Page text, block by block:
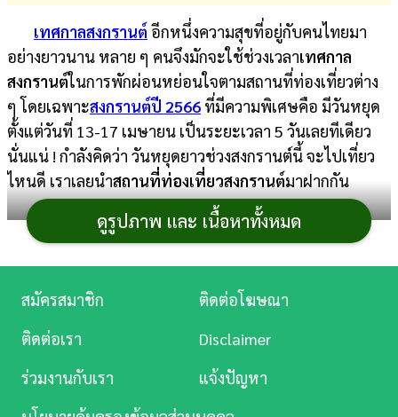
เทศกาลสงกรานต์ อีกหนึ่งความสุขที่อยู่กับคนไทยมา
อย่างยาวนาน หลาย ๆ คนจึงมักจะใช้ช่วงเวลาเทศกาล
สงกรานต์ในการพักผ่อนหย่อนใจตามสถานที่ท่องเที่ยวต่าง
ๆ โดยเฉพาะสงกรานต์ปี 2566 ที่มีความพิเศษคือ มีวันหยุด
ตั้งแต่วันที่ 13-17 เมษายน เป็นระยะเวลา 5 วันเลยทีเดียว
นั่นแน่ ! กำลังคิดว่า วันหยุดยาวช่วงสงกรานต์นี้ จะไปเที่ยว
ไหนดี เราเลยนำสถานที่ท่องเที่ยวสงกรานต์มาฝากกัน
ดูรูปภาพ และ เนื้อหาทั้งหมด
สด
การ
เงิน
การ
ศึกษา
บันเทิง
ดู
Music
สมัครสมาชิก
ติดต่อโฆษณา
ติดต่อเรา
Disclaimer
ร่วมงานกับเรา
แจ้งปัญหา